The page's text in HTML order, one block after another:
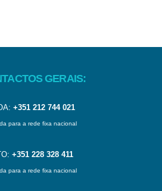
GERAIS:
+351 212 744 021
para a rede fixa nacional
+351 228 328 411
para a rede fixa nacional